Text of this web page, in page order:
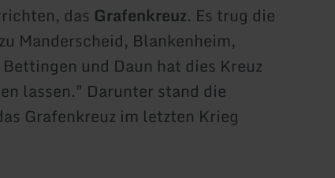
das Grafenkreuz. Es trug die
Manderscheid, Blankenheim,
und Daun hat dies Kreuz
lassen." Darunter stand die
Grafenkreuz im letzten Krieg